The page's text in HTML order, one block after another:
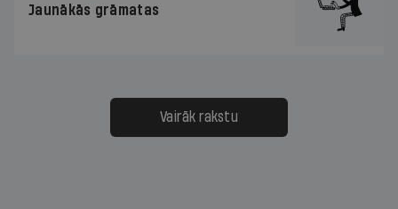
Jaunākās grāmatas
Vairāk rakstu